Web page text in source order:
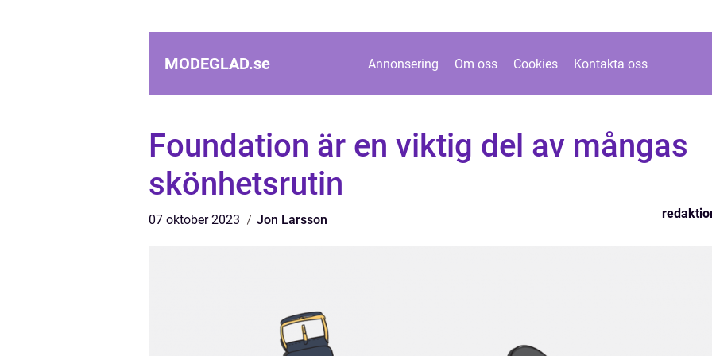
MODEGLAD.se Annonsering Om oss Cookies Kontakta oss
Foundation är en viktig del av mångas
skönhetsrutin
07 oktober 2023 Jon Larsson